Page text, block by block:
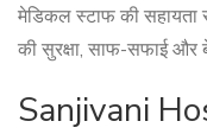
मेडिकल स्टाफ की सहायता
की सुरक्षा, साफ-सफाई और
Sanjivani